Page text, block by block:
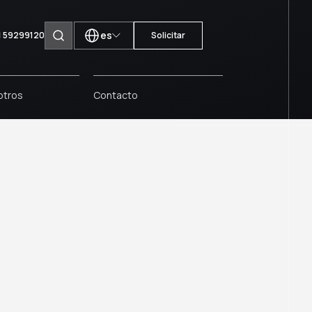
59299120 Buscar páginas
es Solicitar
Contacto